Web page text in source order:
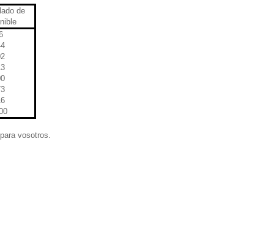
de
vosotros.